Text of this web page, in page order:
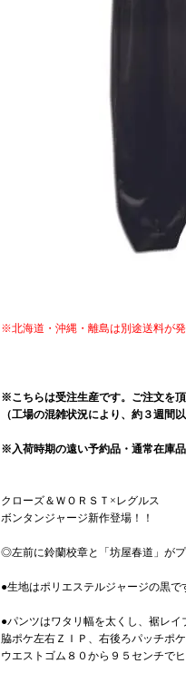
※北海道・沖縄・離島は別途送料が
※こちらは受注生産です。ご注文を
（工場の混雑状況により、約３週間
※入荷時期の遠い予約品・通常在庫
クローズ＆ＷＯＲＳＴ×レグルス
ボンタンジャージ新作登場！！
◎左前に鈴蘭校章と「坊屋春道」がプ
●生地はポリエステルジャージの黒で
●パンツはワタリ幅を太くし、裾レイ
脇ポケ左右ＺＩＰ、右後ろパッチポケ
ウエストゴム８０から９５センチで